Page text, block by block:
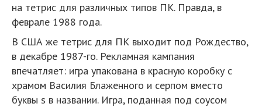
на тетрис для различных типов ПК. Правда, в
феврале 1988 года.
В США же тетрис для ПК выходит под Рождество,
в декабре 1987-го. Рекламная кампания
впечатляет: игра упакована в красную коробку с
храмом Василия Блаженного и серпом вместо
буквы s в названии. Игра, поданная под соусом